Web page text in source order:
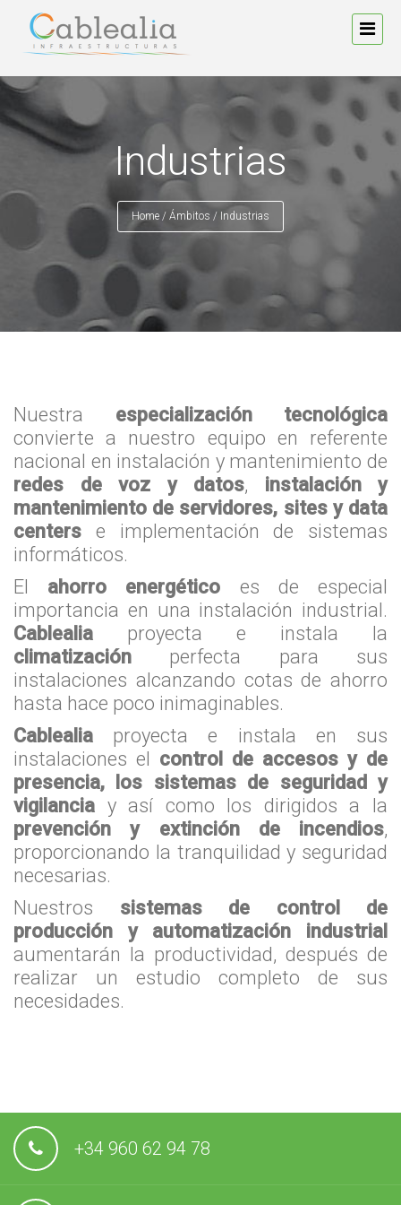
Industrias
Home / Ámbitos / Industrias
Nuestra especialización tecnológica
convierte a nuestro equipo en referente
nacional en instalación y mantenimiento de
redes de voz y datos, instalación y
mantenimiento de servidores, sitesy data
centers e implementación de sistemas
informáticos.
El ahorro energético es de especial
importancia en una instalación industrial.
Cablealia proyecta e instala la
climatización perfecta para sus
instalaciones alcanzando cotas de ahorro
hasta hace poco inimaginables.
Cablealia proyecta e instala en sus
instalaciones el control de accesos y de
presencia, los sistemas de seguridad y
vigilancia y así como los dirigidos a la
prevención y extinción de incendios,
proporcionando la tranquilidad y seguridad
necesarias.
Nuestros sistemas de control de
producción y automatización industrial
aumentarán la productividad, después de
realizar un estudio completo de sus
necesidades.
+34 960 62 94 78